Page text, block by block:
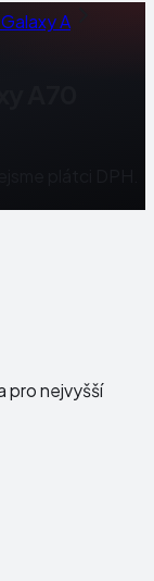
A
pro nejvyšší